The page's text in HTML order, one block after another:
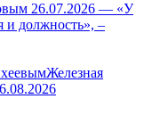
26.07.2026 — «У
и должность», –
Железная